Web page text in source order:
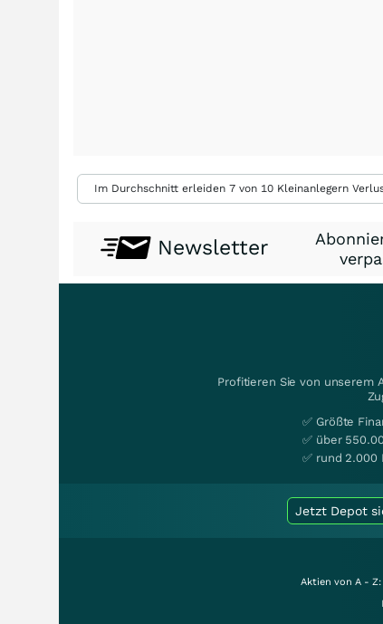
Im Durchschnitt erleiden 7 von 10 Kleinanlegern
Newsletter
Profitieren Sie von unserem
✅ Größte
✅ über
✅ rund 2.000
Jetzt Depot
Aktien von A - Z: